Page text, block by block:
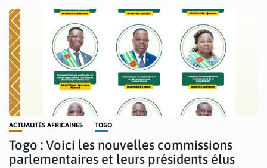
ACTUALITÉS AFRICAINES TOGO
Togo : Voici les nouvelles commissions
parlementaires et leurs présidents élus